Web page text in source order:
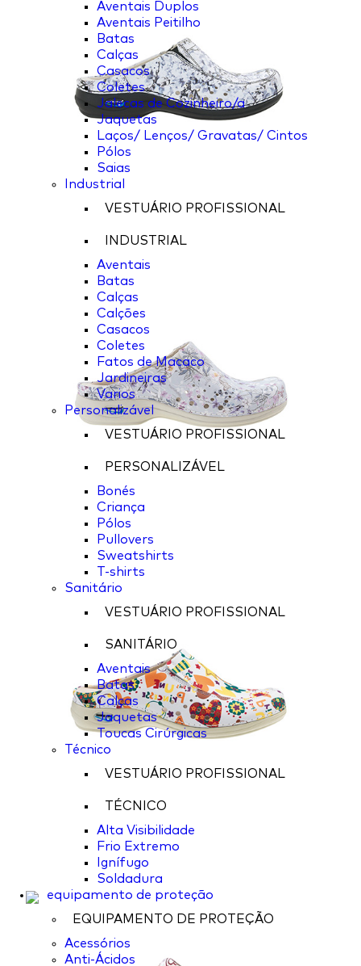
Aventais Duplos
Aventais Peitilho
Batas
Calças
Casacos
Coletes
Jalecas de Cozinheiro/a
Jaquetas
Laços/ Lenços/ Gravatas/ Cintos
Pólos
Saias
Industrial
VESTUÁRIO PROFISSIONAL
INDUSTRIAL
Aventais
Batas
Calças
Calções
Casacos
Coletes
Fatos de Macaco
Jardineiras
Varios
Personalizável
VESTUÁRIO PROFISSIONAL
PERSONALIZÁVEL
Bonés
Criança
Pólos
Pullovers
Sweatshirts
T-shirts
Sanitário
VESTUÁRIO PROFISSIONAL
SANITÁRIO
Aventais
Batas
Calças
Jaquetas
Toucas Cirúrgicas
Técnico
VESTUÁRIO PROFISSIONAL
TÉCNICO
Alta Visibilidade
Frio Extremo
Ignífugo
Soldadura
equipamento de proteção
EQUIPAMENTO DE PROTEÇÃO
Acessórios
Anti-Ácidos